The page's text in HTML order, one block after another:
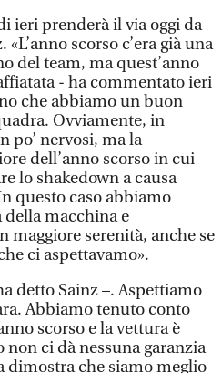
ieri prenderà il via oggi da
scorso c’era già una
del team, ma quest’anno
- ha commentato ieri
che abbiamo un buon
Ovviamente, in
po’ nervosi, ma la
dell’anno scorso in cui
lo shakedown a causa
questo caso abbiamo
macchina e
maggiore serenità, anche se
ci aspettavamo».
detto Sainz –. Aspettiamo
Abbiamo tenuto conto
scorso e la vettura è
ci dà nessuna garanzia
che siamo meglio